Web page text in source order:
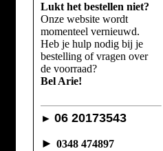
Lukt het bestellen niet?
Onze website wordt
momenteel vernieuwd.
Heb je hulp nodig bij je
bestelling of vragen over
de voorraad?
Bel Arie!
► 06 20173543
► 0348 474897